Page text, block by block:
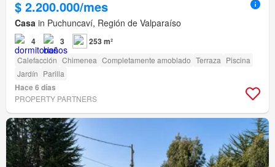
$ 2.200.000/mes
Casa in Puchuncaví, Región de Valparaíso
4 3 253 m²
Calefacción Chimenea Completamente amoblado Terraza Piscina
Jardín Parilla
Hace 6 días
PROPERTY PARTNERS